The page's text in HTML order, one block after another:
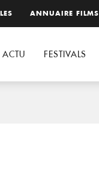
ANNUAIRE FILMS
ACTU FESTIVALS